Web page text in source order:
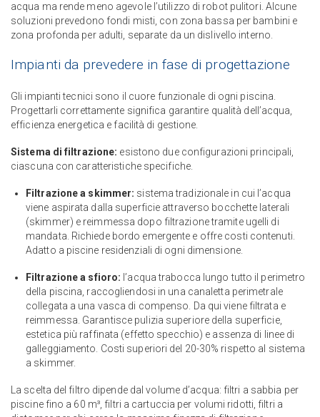
acqua ma rende meno agevole l’utilizzo di robot pulitori. Alcune
soluzioni prevedono fondi misti, con zona bassa per bambini e
zona profonda per adulti, separate da un dislivello interno.
Impianti da prevedere in fase di progettazione
Gli impianti tecnici sono il cuore funzionale di ogni piscina.
Progettarli correttamente significa garantire qualità dell’acqua,
efficienza energetica e facilità di gestione.
Sistema di filtrazione: esistono due configurazioni principali,
ciascuna con caratteristiche specifiche.
Filtrazione a skimmer: sistema tradizionale in cui l’acqua
viene aspirata dalla superficie attraverso bocchette laterali
(skimmer) e reimmessa dopo filtrazione tramite ugelli di
mandata. Richiede bordo emergente e offre costi contenuti.
Adatto a piscine residenziali di ogni dimensione.
Filtrazione a sfioro: l’acqua trabocca lungo tutto il perimetro
della piscina, raccogliendosi in una canaletta perimetrale
collegata a una vasca di compenso. Da qui viene filtrata e
reimmessa. Garantisce pulizia superiore della superficie,
estetica più raffinata (effetto specchio) e assenza di linee di
galleggiamento. Costi superiori del 20-30% rispetto al sistema
a skimmer.
La scelta del filtro dipende dal volume d’acqua: filtri a sabbia per
piscine fino a 60 m³, filtri a cartuccia per volumi ridotti, filtri a